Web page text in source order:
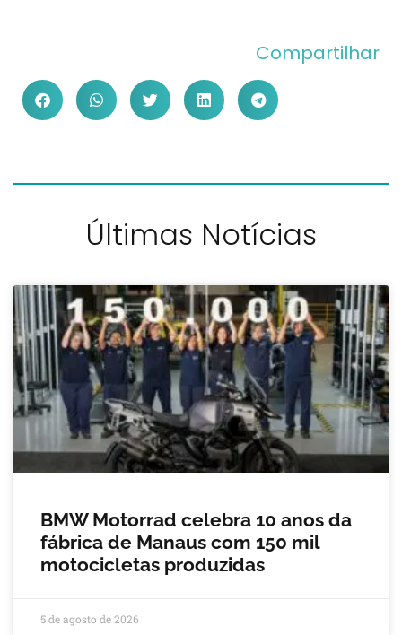
Compartilhar
Últimas Notícias
BMW Motorrad celebra 10 anos da
fábrica de Manaus com 150 mil
motocicletas produzidas
5 de agosto de 2026